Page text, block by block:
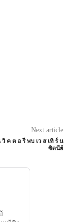
Next article
วิ ค ต อ รี พบ เว ส เทิ ร์ น
ซิดนีย์